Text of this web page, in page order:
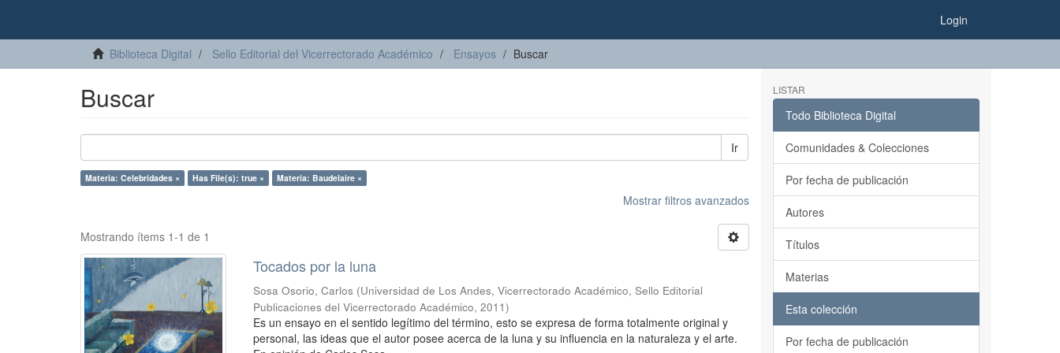
Login
Biblioteca Digital Sello Editorial del Vicerrectorado Académico Ensayos Buscar
Buscar
Ir
Materia: Celebridades × Has File(s): true × Materia: Baudelaire ×
Mostrar filtros avanzados
Mostrando ítems 1-1 de 1
Tocados por la luna
Sosa Osorio, Carlos (Universidad de Los Andes, Vicerrectorado Académico, Sello Editorial
Publicaciones del Vicerrectorado Académico,2011)
Es un ensayo en el sentido legítimo del término, esto se expresa de forma totalmente original y
personal, las ideas que el autor posee acerca de la luna y su influencia en la naturaleza y el arte.
LISTAR
Todo Biblioteca Digital
Comunidades & Colecciones
Por fecha de publicación
Autores
Títulos
Materias
Esta colección
Por fecha de publicación